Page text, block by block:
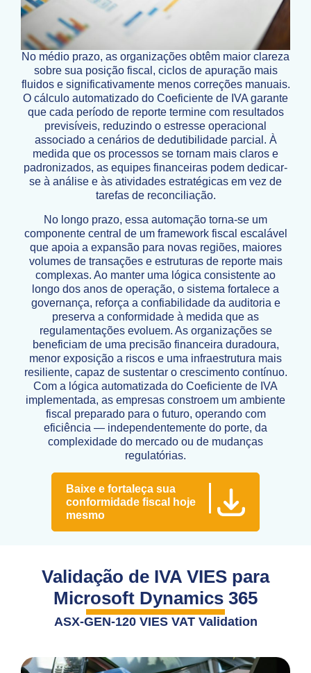
No médio prazo, as organizações obtêm maior clareza
sobre sua posição fiscal, ciclos de apuração mais
fluidos e significativamente menos correções manuais.
O cálculo automatizado do Coeficiente de IVA garante
que cada período de reporte termine com resultados
previsíveis, reduzindo o estresse operacional
associado a cenários de dedutibilidade parcial. À
medida que os processos se tornam mais claros e
padronizados, as equipes financeiras podem dedicar-
se à análise e às atividades estratégicas em vez de
tarefas de reconciliação.
No longo prazo, essa automação torna-se um
componente central de um framework fiscal escalável
que apoia a expansão para novas regiões, maiores
volumes de transações e estruturas de reporte mais
complexas. Ao manter uma lógica consistente ao
longo dos anos de operação, o sistema fortalece a
governança, reforça a confiabilidade da auditoria e
preserva a conformidade à medida que as
regulamentações evoluem. As organizações se
beneficiam de uma precisão financeira duradoura,
menor exposição a riscos e uma infraestrutura mais
resiliente, capaz de sustentar o crescimento contínuo.
Com a lógica automatizada do Coeficiente de IVA
implementada, as empresas constroem um ambiente
fiscal preparado para o futuro, operando com
eficiência — independentemente do porte, da
complexidade do mercado ou de mudanças
regulatórias.
Baixe e fortaleça sua
conformidade fiscal hoje
mesmo
Validação de IVA VIES para
Microsoft Dynamics 365
ASX-GEN-120 VIES VAT Validation